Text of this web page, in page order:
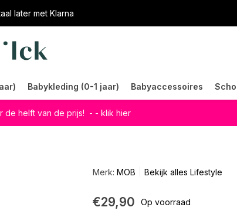
later met Klarna
Babykleding (0-1 jaar) Babyaccessoires
de helft van de prijs! - - klik hier
Merk: MOB Bekijk alles Lifestyle
€29,90 Op voorraad